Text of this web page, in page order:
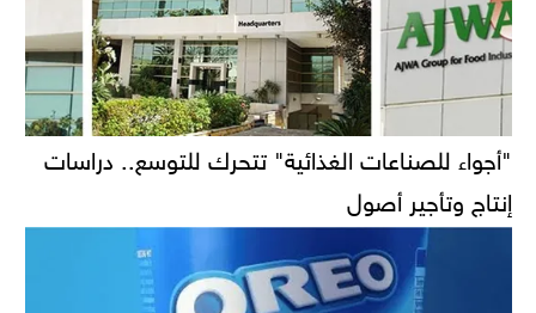
"أجواء للصناعات الغذائية" تتحرك للتوسع.. دراسات
إنتاج وتأجير أصول